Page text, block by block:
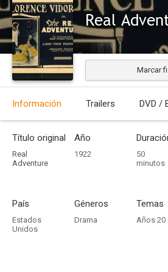
Real
Marcar
Información Trailers DVD /
Título original
Real
Adventure
Año
1922
50
minutos
País
Estados
Unidos
Géneros
Drama
Temas
Años 20